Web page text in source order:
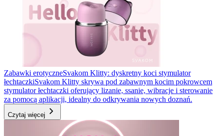
Zabawki erotyczneSvakom Klitty: dyskretny koci stymulator
łechtaczkiSvakom Klitty skrywa pod zabawnym kocim pokrowcem
stymulator łechtaczki oferujący lizanie, ssanie, wibracje i sterowanie
za pomocą aplikacji, idealny do odkrywania nowych doznań.
Czytaj więcej